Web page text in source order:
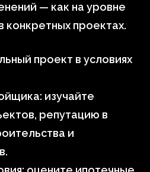
— как на уровне
конкретных проектах.
проект в условиях
изучайте
репутацию в
и